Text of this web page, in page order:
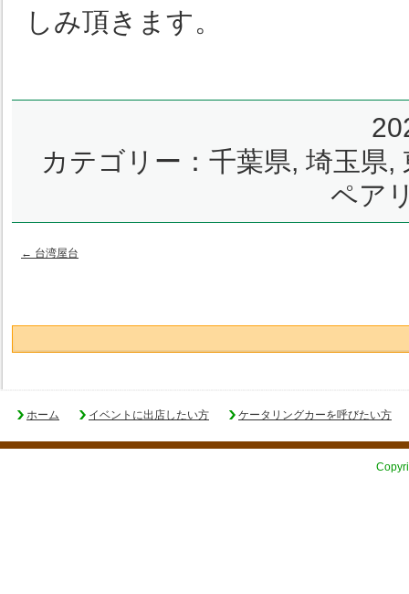
しみ頂きます。
カテゴリー： 千葉県, 埼玉県,
ペア
← 台湾屋台
ホーム イベントに出店したい方 ケータリングカーを呼びたい方